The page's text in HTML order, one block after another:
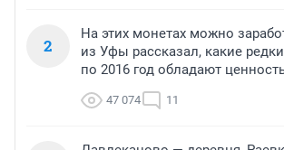
2
На этих монетах можно
из Уфы рассказал, какие
по 2016 год обладают
47 074 11